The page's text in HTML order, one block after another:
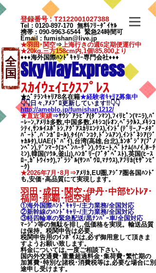
全
国
登録番号 : T2122001027388
Tel : 0120-897-170 無料ﾌﾘｰﾀﾞｲﾔﾙ
携帯 : 090-9963-6544緊急24時間可
Email : fumishan@live.jp
★羽田･関空⇒上海行きの週6定期便運行中
★20kg,三方158cm内,1個\85,800より
♦♦♦海外国際ﾊﾝﾄﾞｷｬﾘｰ専門会社♦♦♦
SkyWayExpress
ｽｶｲｳｪｲｴｸｽﾌﾟﾚｽ
★ﾍﾞﾃﾗﾝｷｬﾘｱ8名在籍★​経験者ｷｬﾘｱ募集中
👇👇日々,ｱﾒﾌﾞﾛ更新しています‼👇👇
http://ameblo.jp/fumishan1212/
★直近実績⇒ｻｳｼﾞｱﾗﾋﾞｱ(ﾀﾞﾝﾏﾝ),ﾌｨﾘﾋﾟﾝ(ﾏﾆﾗ),ﾊﾞ
ｰﾚｰﾝ,ｱﾒﾘｶ多数,中国多数,ﾒｷｼｺ(ﾚｵﾝ,ﾍﾞﾗｸﾙｽ,ﾒｷｼｺ
ｼﾃｨ,ｻﾝﾙｲｽﾎﾟﾄｼ,ｱｸﾞｱｽｶﾘｴﾝﾃｽ),ｲﾝﾄﾞ(ﾃﾞﾘｰ,ｱｰﾒﾀﾞ
ﾊﾞｰﾄﾞ,ﾊﾞﾝｶﾞﾛｰﾙ),ﾀｲ(ﾊﾞﾝｺｸ,ﾄﾞﾝﾑｱﾝ),ｲﾝﾄﾞﾈｼｱ(ｼﾞ
ｬｶﾙﾀ),UAE(ﾄﾞﾊﾞｲ),台湾(高雄,台北),ｶﾝﾎﾞｼﾞｱ(ﾌﾟﾉ
ﾝﾍﾟﾝ),ﾃﾞﾝﾏｰｸ(ｺﾍﾟﾝﾊｰｹﾞﾝ),ｸｳｪｰﾄ,ﾍﾞﾄﾅﾑ(ﾊﾉｲ,ﾎｰﾁ
ﾐﾝ),韓国(ｿｳﾙ,釜山),ﾊﾝｶﾞﾘｰ(ﾌﾞﾀﾞﾍﾟｽﾄ),英国(ﾋｰｽ
ﾛｰ,ｶﾞﾄｳｨｯｸ),ﾌﾞﾗｼﾞﾙ(ｻﾝﾊﾟｳﾛ,ﾏﾅｳｽ),ｱﾌﾘｶ(ﾓｻﾞﾝﾋﾞ
ｰｸ)
★2026年7月･8月⇒ｱﾒﾘｶ,EU圏,ｱｼﾞｱ圏各国ﾊﾝﾄﾞ
も,安価･高品質にて実現します。
羽田･成田･関空･伊丹･中部ｾﾝﾄﾚｱ･
福岡･那覇･他空港
①海外国際ﾊﾝﾄﾞｷｬﾘｰ/主力業務/全国対応
②新幹線のﾊﾝﾄﾞｷｬﾘｰ/主力業務/全国対応
③軽四輪車の緊急配送/黒ﾅﾝﾊﾞｰ車/全国対応
ﾏｰｼﾞﾝ等の無駄を排し,低価格を実現。輸送品質
は保持。税関申告は必要。
税関申告用のｲﾝﾎﾞｲｽは,必ず御用意して頂きま
すようお願い致します。
料金については,一度ご相談下さい。
国内外交通費･重量超過料金･集荷費･繁忙期の
加算費･特別な諸税･消費税等は,必要な場合に別
途申し受けます。